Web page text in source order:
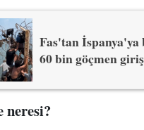
Fas'tan
60 bin göçmen
neresi?